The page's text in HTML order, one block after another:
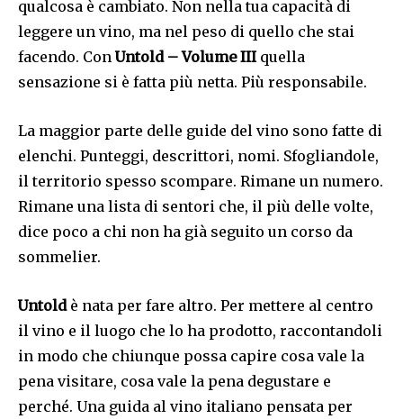
qualcosa è cambiato. Non nella tua capacità di
leggere un vino, ma nel peso di quello che stai
facendo. ConUntold – Volume III quella
sensazione si è fatta più netta. Più responsabile.
La maggior parte delle guide del vino sono fatte di
elenchi. Punteggi, descrittori, nomi. Sfogliandole,
il territorio spesso scompare. Rimane un numero.
Rimane una lista di sentori che, il più delle volte,
dice poco a chi non ha già seguito un corso da
sommelier.
Untoldè nata per fare altro. Per mettere al centro
il vino e il luogo che lo ha prodotto, raccontandoli
in modo che chiunque possa capire cosa vale la
pena visitare, cosa vale la pena degustare e
perché. Una guida al vino italiano pensata per